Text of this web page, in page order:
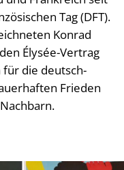
Tag (DFT).
Konrad
Élysée-Vertrag
die deutsch-
Frieden